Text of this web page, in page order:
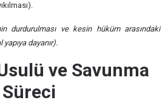
durdurulması ve kesin hüküm arasındaki
dayanır).
ve Savunma
Süreci